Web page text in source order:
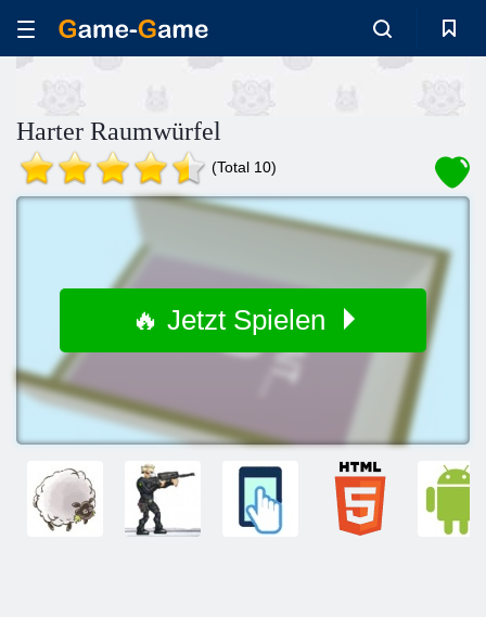
Harter Raumwürfel
(Total 10)
🔥 Jetzt Spielen